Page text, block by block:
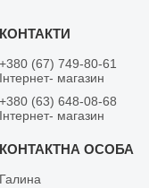
+380 (67) 749-80-61
Інтернет- магазин
+380 (63) 648-08-68
Інтернет- магазин
Галина